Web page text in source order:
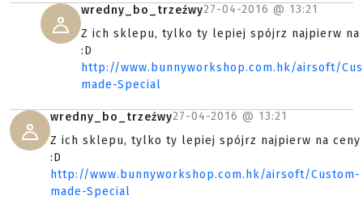
wredny_bo_trzeźwy27-04-2016 @ 13:21
Z ich sklepu, tylko ty lepiej spójrz najpierw na
:D
http://www.bunnyworkshop.com.hk/airsoft/
made-Special
wredny_bo_trzeźwy27-04-2016 @ 13:21
Z ich sklepu, tylko ty lepiej spójrz najpierw na ceny
:D
http://www.bunnyworkshop.com.hk/airsoft/Custom-
made-Special